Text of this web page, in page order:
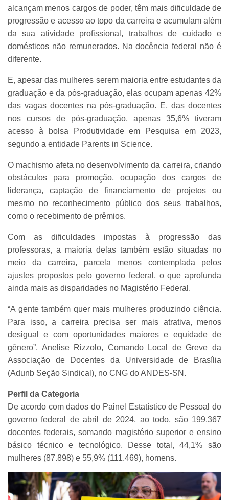
alcançam menos cargos de poder, têm mais dificuldade de
progressão e acesso ao topo da carreira e acumulam além
da sua atividade profissional, trabalhos de cuidado e
domésticos não remunerados. Na docência federal não é
diferente.
E, apesar das mulheres serem maioria entre estudantes da
graduação e da pós-graduação, elas ocupam apenas 42%
das vagas docentes na pós-graduação. E, das docentes
nos cursos de pós-graduação, apenas 35,6% tiveram
acesso à bolsa Produtividade em Pesquisa em 2023,
segundo a entidade Parents in Science.
O machismo afeta no desenvolvimento da carreira, criando
obstáculos para promoção, ocupação dos cargos de
liderança, captação de financiamento de projetos ou
mesmo no reconhecimento público dos seus trabalhos,
como o recebimento de prêmios.
Com as dificuldades impostas à progressão das
professoras, a maioria delas também estão situadas no
meio da carreira, parcela menos contemplada pelos
ajustes propostos pelo governo federal, o que aprofunda
ainda mais as disparidades no Magistério Federal.
“A gente também quer mais mulheres produzindo ciência.
Para isso, a carreira precisa ser mais atrativa, menos
desigual e com oportunidades maiores e equidade de
gênero”, Anelise Rizzolo, Comando Local de Greve da
Associação de Docentes da Universidade de Brasília
(Adunb Seção Sindical), no CNG do ANDES-SN.
Perfil da Categoria
De acordo com dados do Painel Estatístico de Pessoal do
governo federal de abril de 2024, ao todo, são 199.367
docentes federais, somando magistério superior e ensino
básico técnico e tecnológico. Desse total, 44,1% são
mulheres (87.898) e 55,9% (111.469), homens.